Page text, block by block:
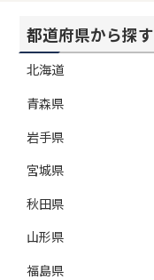
都道府県から探す
北海道
青森県
岩手県
宮城県
秋田県
山形県
福島県